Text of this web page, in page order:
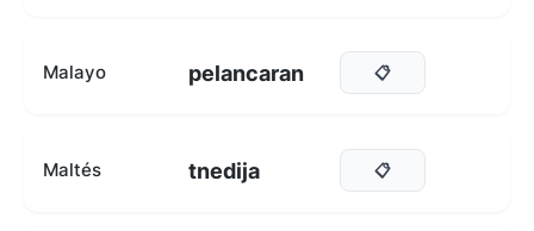
Malayo pelancaran 📋
Maltés tnedija 📋